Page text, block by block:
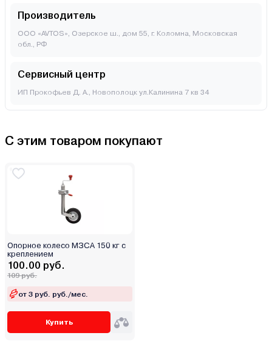
Производитель
ООО «AVTOS», Озерское ш., дом 55, г. Коломна, Московская
обл., РФ
Сервисный центр
ИП Прокофьев Д. А., Новополоцк ул.Калинина 7 кв 34
С этим товаром покупают
Опорное колесо МЗСА 150 кг с
креплением
100.00 руб.
109 руб.
от 3 руб. руб./мес.
Купить